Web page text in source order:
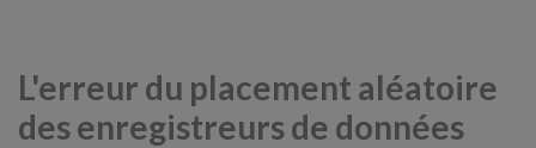
L'erreur du placement aléatoire
des enregistreurs de données